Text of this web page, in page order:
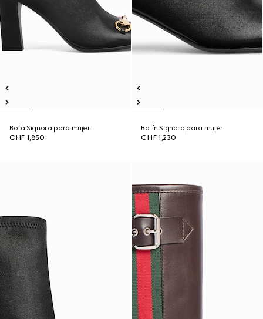
Bota Signora para mujer
CHF 1,850
Botín Signora para mujer
CHF 1,230